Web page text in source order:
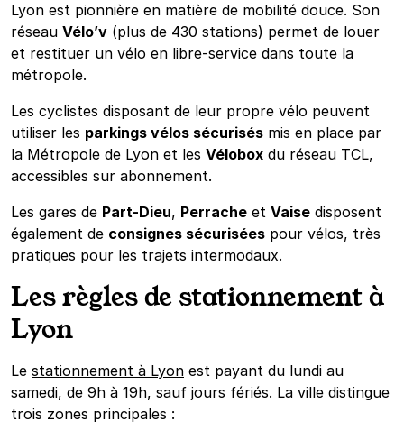
Lyon est pionnière en matière de mobilité douce. Son
réseau Vélo’v (plus de 430 stations) permet de louer
et restituer un vélo en libre-service dans toute la
métropole.
Les cyclistes disposant de leur propre vélo peuvent
utiliser les parkings vélos sécurisés mis en place par
la Métropole de Lyon et les Vélobox du réseau TCL,
accessibles sur abonnement.
Les gares de Part-Dieu, Perrache et Vaise disposent
également de consignes sécurisées pour vélos, très
pratiques pour les trajets intermodaux.
Les règles de stationnement à
Lyon
Le stationnement à Lyon est payant du lundi au
samedi, de 9h à 19h, sauf jours fériés. La ville distingue
trois zones principales :